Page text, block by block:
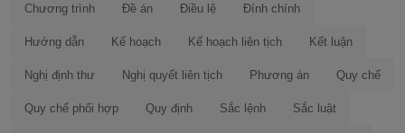
Chương trình Đề án Điều lệ Đính chính
Hướng dẫn Kế hoạch Kế hoạch liên tịch Kết luận
Nghị định thư Nghị quyết liên tịch Phương án Quy chế
Quy chế phối hợp Quy định Sắc lệnh Sắc luật